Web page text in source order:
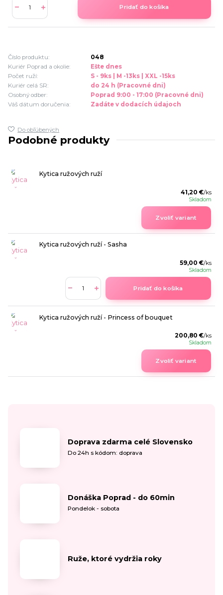
Pridať do košíka
Číslo produktu:
048
Kuriér Poprad a okolie:
Ešte dnes
Počet ruží:
S - 9ks | M -13ks | XXL -15ks
Kuriér celá SR:
do 24 h (Pracovné dni)
Osobný odber:
Poprad 9:00 - 17:00 (Pracovné dni)
Váš dátum doručenia:
Zadáte v dodacích údajoch
Do obľúbených
Podobné produkty
Kytica ružových ruží
41,20 €/ks
Skladom
Zvoliť variant
Kytica ružových ruží - Sasha
59,00 €/ks
Skladom
Pridať do košíka
Kytica ružových ruží - Princess of bouquet
200,80 €/ks
Skladom
Zvoliť variant
Doprava zdarma celé Slovensko
Do 24h s kódom: doprava
Donáška Poprad - do 60min
Pondelok - sobota
Ruže, ktoré vydržia roky